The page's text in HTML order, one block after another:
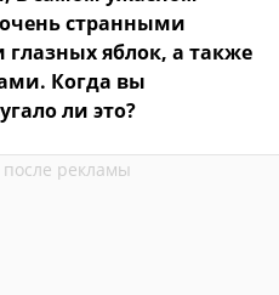
странными
яблок, а также
Когда вы
ли это?